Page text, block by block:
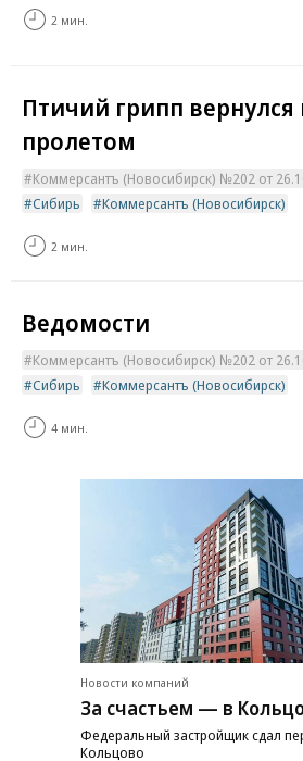
2 мин.
Птичий грипп
пролетом
Коммерсантъ (Новосибирск) №202 от
Сибирь
Коммерсантъ (Новосибирск)
2 мин.
Ведомости
Коммерсантъ (Новосибирск) №202 от
Сибирь
Коммерсантъ (Новосибирск)
4 мин.
Новости компаний
За счастьем — в
Федеральный застройщик сдал
Кольцово